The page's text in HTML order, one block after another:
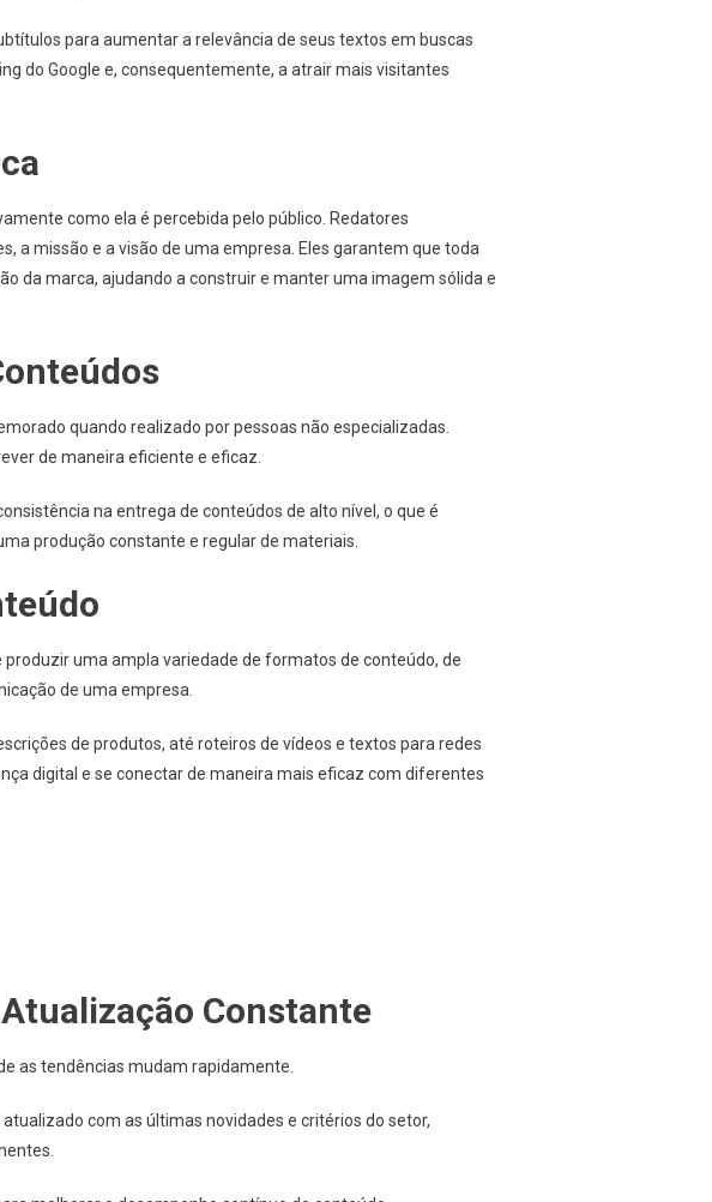
para aumentar a relevância de seus textos em buscas
do Google e, consequentemente, a atrair mais visitantes
como ela é percebida pelo público. Redatores
a missão e a visão de uma empresa. Eles garantem que toda
da marca, ajudando a construir e manter uma imagem sólida e
quando realizado por pessoas não especializadas.
de maneira eficiente e eficaz.
na entrega de conteúdos de alto nível, o que é
produção constante e regular de materiais.
uma ampla variedade de formatos de conteúdo, de
de uma empresa.
de produtos, até roteiros de vídeos e textos para redes
digital e se conectar de maneira mais eficaz com diferentes
Constante
as tendências mudam rapidamente.
com as últimas novidades e critérios do setor,